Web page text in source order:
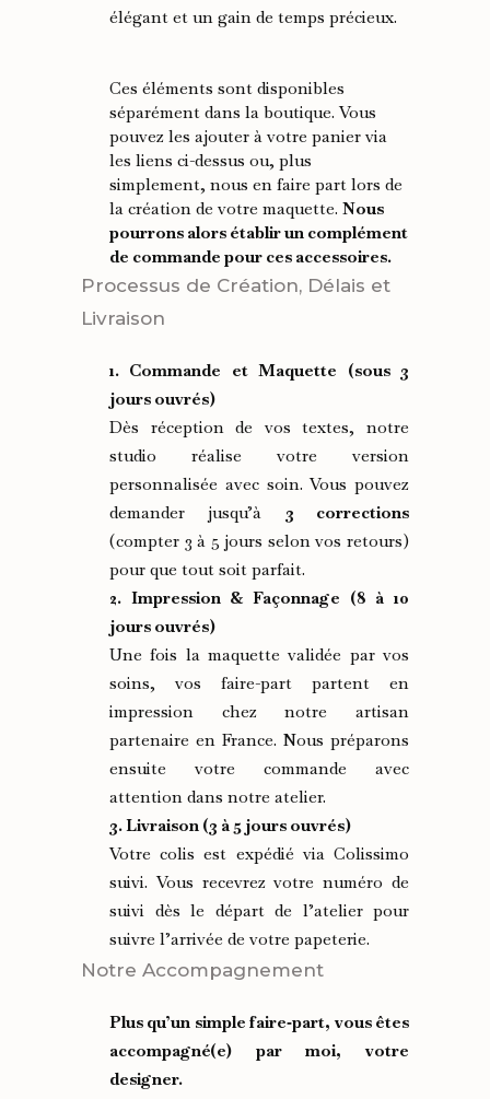
élégant et un gain de temps précieux.
Ces éléments sont disponibles
séparément dans la boutique. Vous
pouvez les ajouter à votre panier via
les liens ci-dessus ou, plus
simplement, nous en faire part lors de
la création de votre maquette. Nous
pourrons alors établir un complément
de commande pour ces accessoires.
Processus de Création, Délais et
Livraison
1. Commande et Maquette (sous 3
jours ouvrés)
Dès réception de vos textes, notre
studio réalise votre version
personnalisée avec soin. Vous pouvez
demander jusqu’à 3 corrections
(compter 3 à 5 jours selon vos retours)
pour que tout soit parfait.
2. Impression & Façonnage (8 à 10
jours ouvrés)
Une fois la maquette validée par vos
soins, vos faire-part partent en
impression chez notre artisan
partenaire en France. Nous préparons
ensuite votre commande avec
attention dans notre atelier.
3. Livraison (3 à 5 jours ouvrés)
Votre colis est expédié via Colissimo
suivi. Vous recevrez votre numéro de
suivi dès le départ de l’atelier pour
suivre l’arrivée de votre papeterie.
Notre Accompagnement
Plus qu’un simple faire‑part, vous êtes
accompagné(e) par moi, votre
designer.